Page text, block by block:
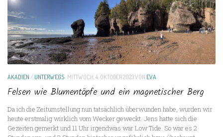
AKADIEN /UNTERWEGS MITTWOCH, 4. OKTOBER 2023VON EVA
Felsen wie Blumentöpfe und ein magnetischer Berg
Da ich die Zeitumstellung nun tatsächlich überwunden habe, wurden wir
heute erstmalig wirklich vom Wecker geweckt. Jens hatte sich die
Gezeiten gemerkt und 11 Uhr irgendwas war Low Tide. So war es 2